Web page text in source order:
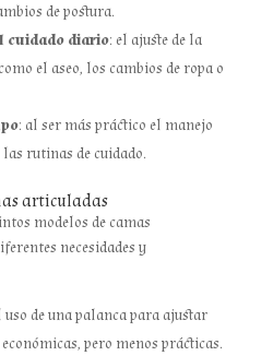
de postura.
cuidado diario: el ajuste de la
el aseo, los cambios de ropa o
: al ser más práctico el manejo
rutinas de cuidado.
articuladas
modelos de camas
necesidades y
uso de una palanca para ajustar
pero menos prácticas.